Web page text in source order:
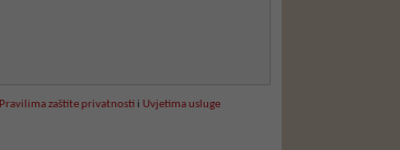
Pravilima zaštite privatnostii Uvjetima usluge